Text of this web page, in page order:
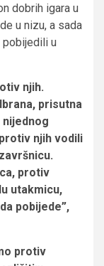
dobrih igara u
u nizu, a sada
pobijedili u
njih.
prisutna
njih vodili
protiv
utakmicu,
pobijede”,
protiv